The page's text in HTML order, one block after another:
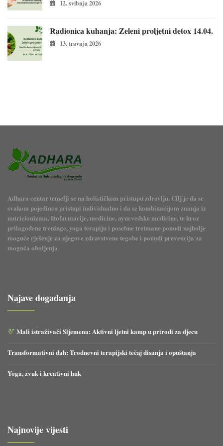
12. svibnja 2026
Radionica kuhanja: Zeleni proljetni detox 14.04.
13. travnja 2026
Adhara centar temelji se na holističkom pristupu zdravlju. Cilj je da se
svakom pojedincu pristupi individualno i da se kombinacijom znanja iz
nutricionizma, fitofarmacije, medicine, ayurvedske medicine, te kroz
prilagođene treninge, yoga terapiju i posebne tretmane ponudi najbolje
moguće rješenje za njegove zdravstvene tegobe i ponudi prevencija za
moguća oboljenja
Najave događanja
Mali istraživači Sljemena: Aktivni ljetni kamp u prirodi za djecu
Transformativni dah: Trodnevni terapijski tečaj disanja i opuštanja
Yoga, zvuk i kreativni huk
Najnovije vijesti